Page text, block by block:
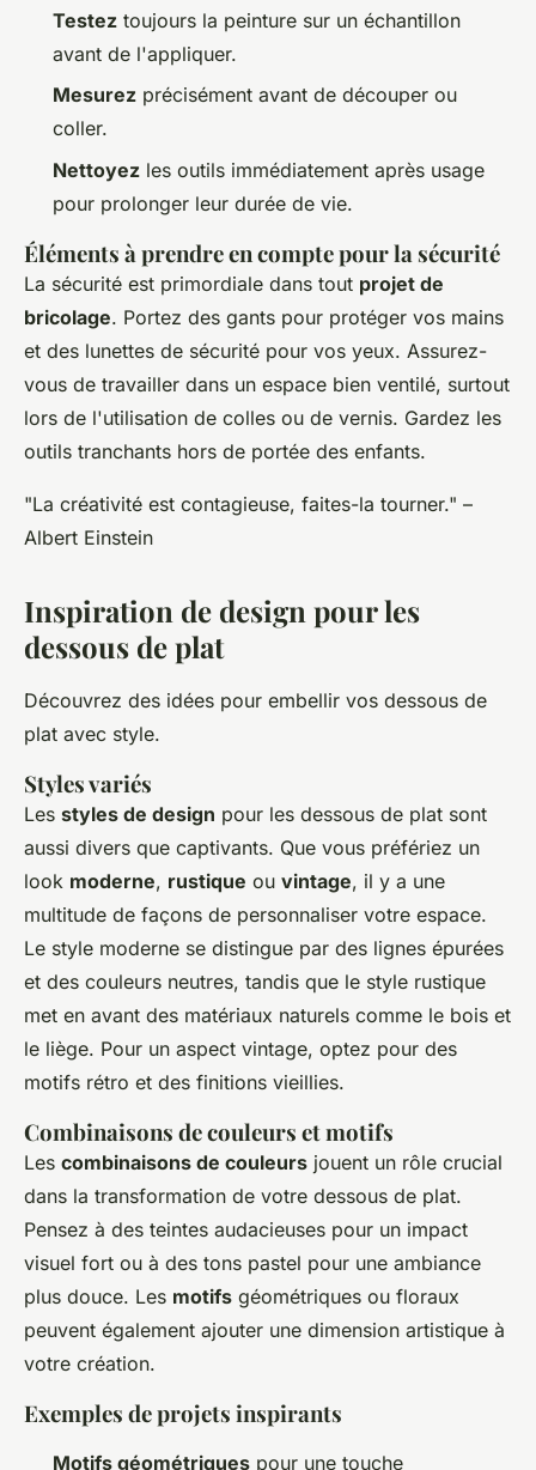
Testez toujours la peinture sur un échantillon
avant de l'appliquer.
Mesurez précisément avant de découper ou
coller.
Nettoyez les outils immédiatement après usage
pour prolonger leur durée de vie.
Éléments à prendre en compte pour la sécurité
La sécurité est primordiale dans tout projet de
bricolage. Portez des gants pour protéger vos mains
et des lunettes de sécurité pour vos yeux. Assurez-
vous de travailler dans un espace bien ventilé, surtout
lors de l'utilisation de colles ou de vernis. Gardez les
outils tranchants hors de portée des enfants.
"La créativité est contagieuse, faites-la tourner." –
Albert Einstein
Inspiration de design pour les
dessous de plat
Découvrez des idées pour embellir vos dessous de
plat avec style.
Styles variés
Les styles de design pour les dessous de plat sont
aussi divers que captivants. Que vous préfériez un
look moderne, rustique ou vintage, il y a une
multitude de façons de personnaliser votre espace.
Le style moderne se distingue par des lignes épurées
et des couleurs neutres, tandis que le style rustique
met en avant des matériaux naturels comme le bois et
le liège. Pour un aspect vintage, optez pour des
motifs rétro et des finitions vieillies.
Combinaisons de couleurs et motifs
Les combinaisons de couleurs jouent un rôle crucial
dans la transformation de votre dessous de plat.
Pensez à des teintes audacieuses pour un impact
visuel fort ou à des tons pastel pour une ambiance
plus douce. Les motifs géométriques ou floraux
peuvent également ajouter une dimension artistique à
votre création.
Exemples de projets inspirants
Motifs géométriques pour une touche